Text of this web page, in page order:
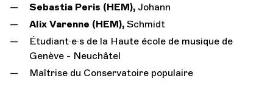
Sebastia Peris (HEM), Johann
Alix Varenne (HEM), Schmidt
Étudiant·e·s de la Haute école de musique de
Genève - Neuchâtel
Maîtrise du Conservatoire populaire